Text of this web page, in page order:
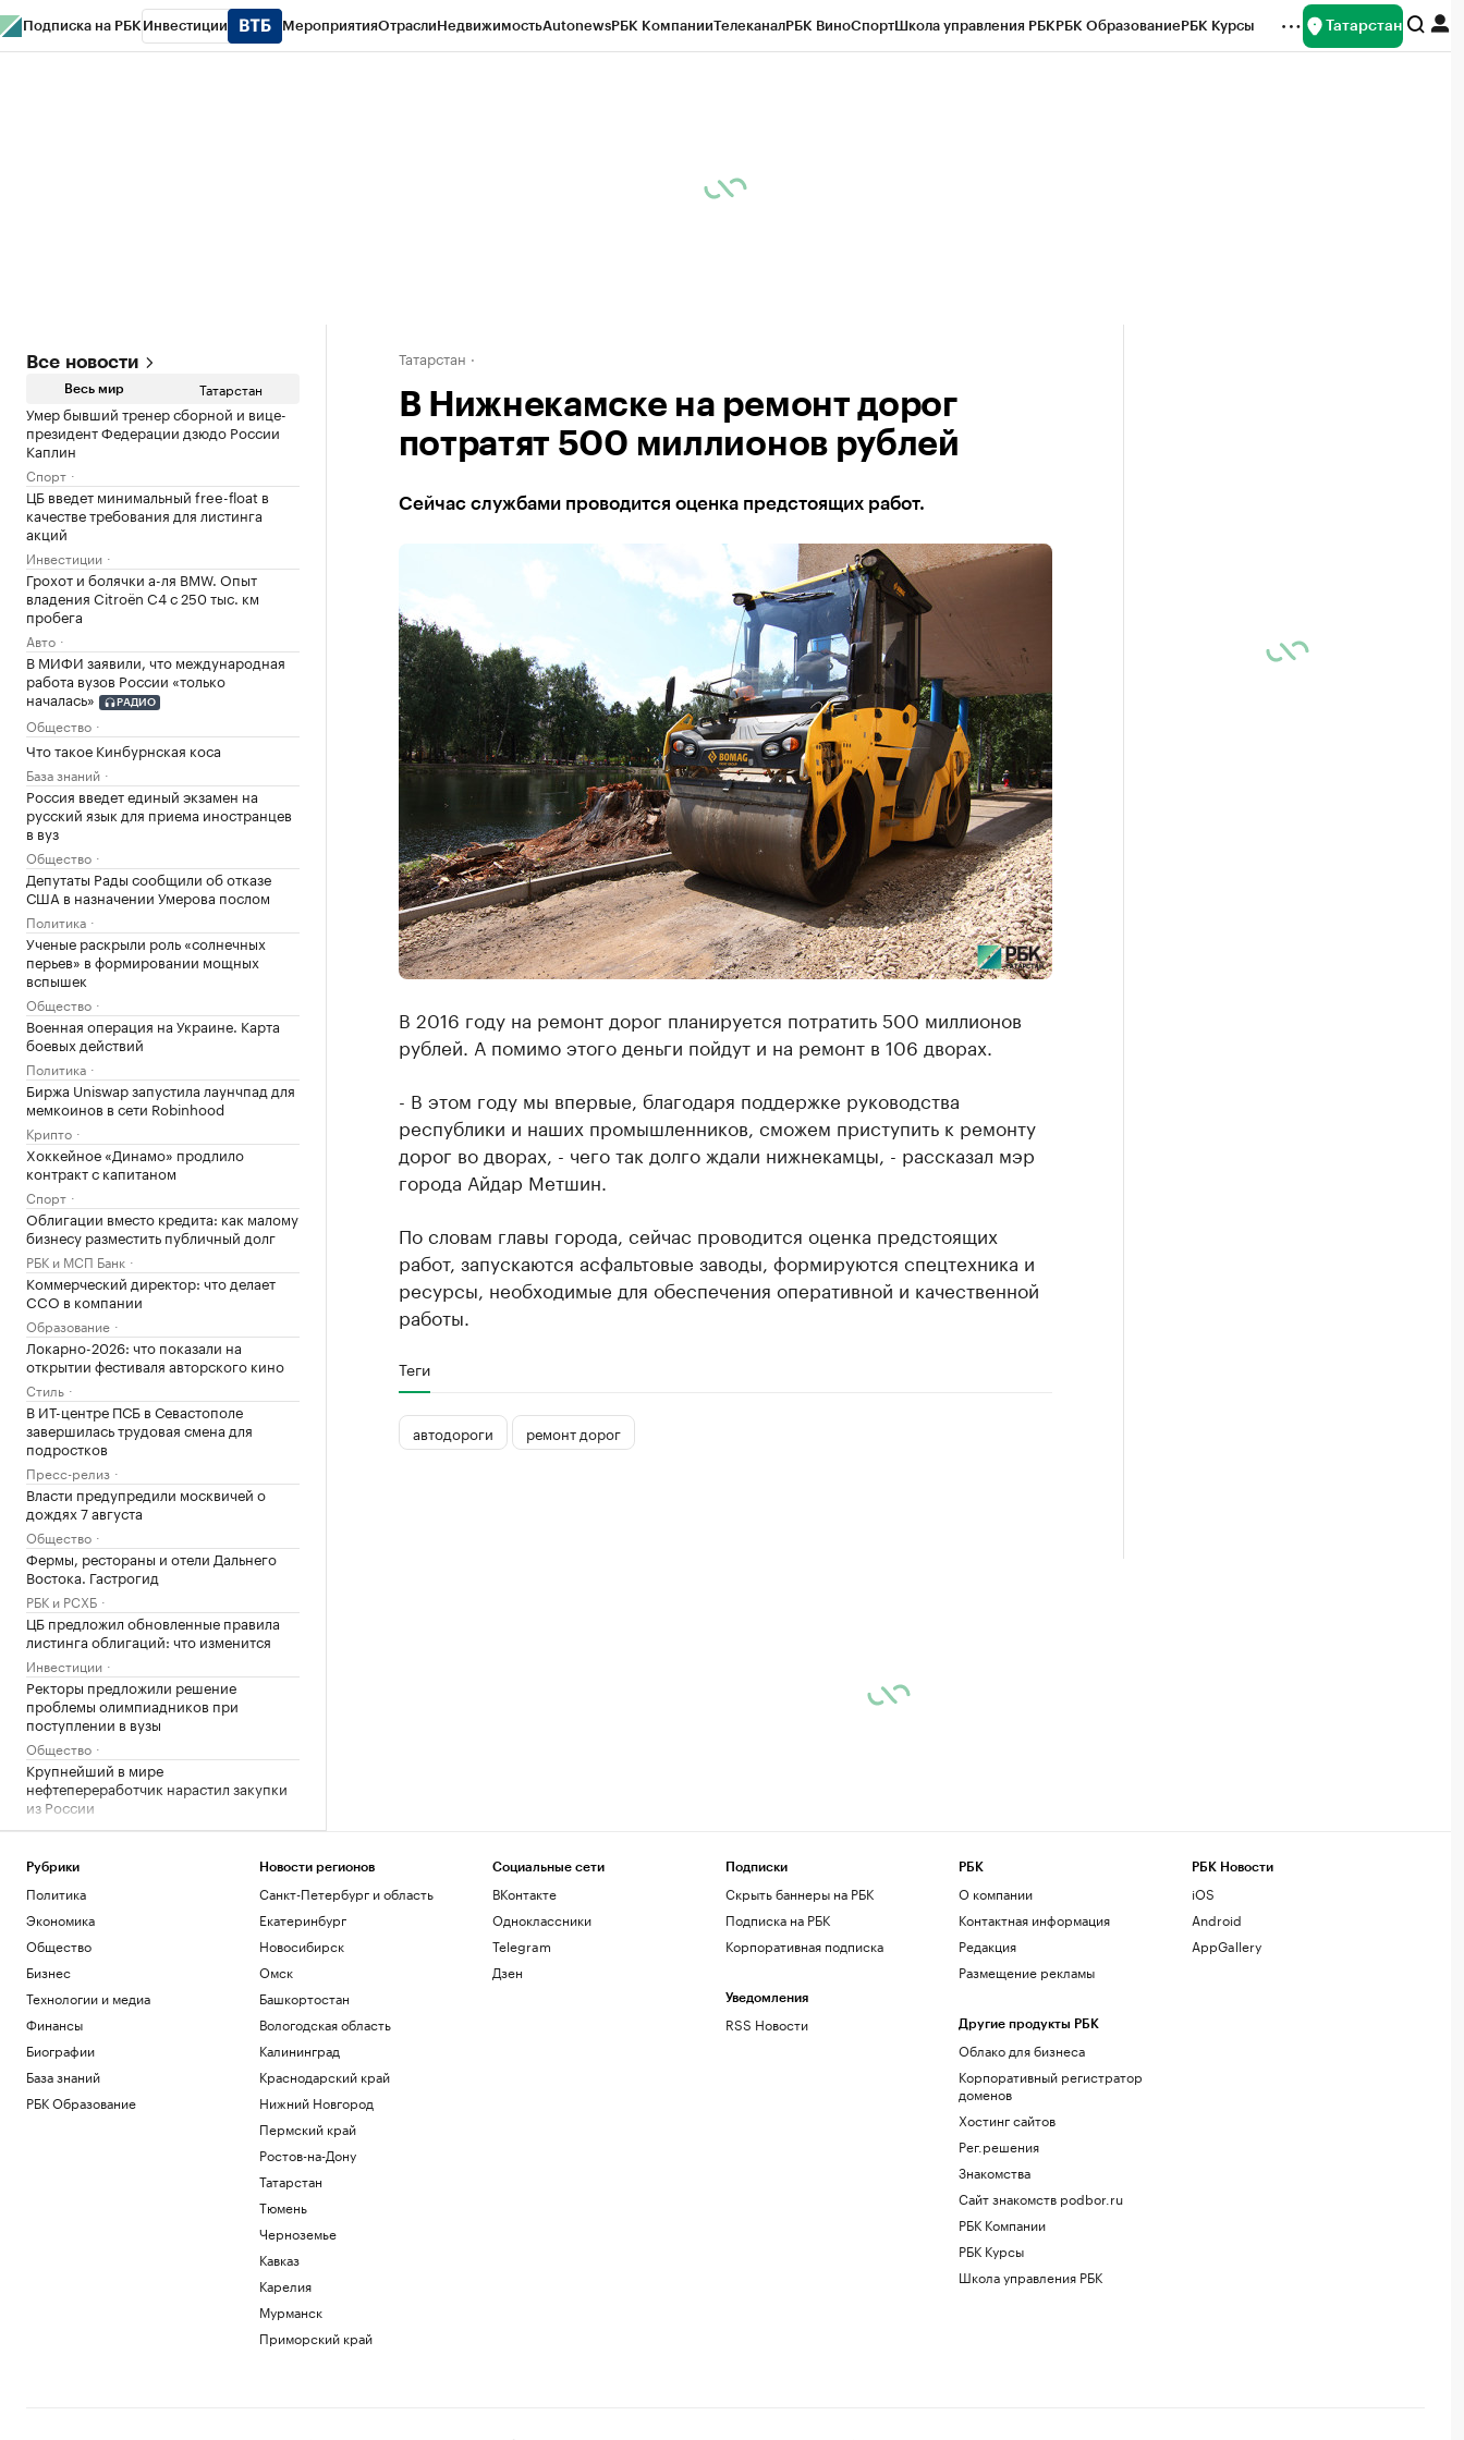
Подписка на РБК Инвестиции МероприятияОтраслиНедвижимостьAutonewsРБК КомпанииТелеканалРБК ВиноСпортШкола управления РБКРБК ОбразованиеРБК Курсы Татарстан
Все новости
Весь мир Татарстан
Умер бывший тренер сборной и вице-
президент Федерации дзюдо России
Каплин
Спорт
ЦБ введет минимальный free-float в
качестве требования для листинга
акций
Инвестиции
Грохот и болячки а-ля BMW. Опыт
владения Citroёn C4 с 250 тыс. км
пробега
Авто
В МИФИ заявили, что международная
работа вузов России «только
началась»
РАДИО
Общество
Что такое Кинбурнская коса
База знаний
Россия введет единый экзамен на
русский язык для приема иностранцев
в вуз
Общество
Депутаты Рады сообщили об отказе
США в назначении Умерова послом
Политика
Ученые раскрыли роль «солнечных
перьев» в формировании мощных
вспышек
Общество
Военная операция на Украине. Карта
боевых действий
Политика
Биржа Uniswap запустила лаунчпад для
мемкоинов в сети Robinhood
Крипто
Хоккейное «Динамо» продлило
контракт с капитаном
Спорт
Облигации вместо кредита: как малому
бизнесу разместить публичный долг
РБК и МСП Банк
Коммерческий директор: что делает
CCO в компании
Образование
Локарно-2026: что показали на
открытии фестиваля авторского кино
Стиль
В ИТ-центре ПСБ в Севастополе
завершилась трудовая смена для
подростков
Пресс-релиз
Власти предупредили москвичей о
дождях 7 августа
Общество
Фермы, рестораны и отели Дальнего
Востока. Гастрогид
РБК и РСХБ
ЦБ предложил обновленные правила
листинга облигаций: что изменится
Инвестиции
Ректоры предложили решение
проблемы олимпиадников при
поступлении в вузы
Общество
Крупнейший в мире
нефтепереработчик нарастил закупки
из России
Экономика
Татарстан
В Нижнекамске на ремонт дорог
потратят 500 миллионов рублей
Сейчас службами проводится оценка предстоящих работ.
В 2016 году на ремонт дорог планируется потратить 500 миллионов
рублей. А помимо этого деньги пойдут и на ремонт в 106 дворах.
- В этом году мы впервые, благодаря поддержке руководства
республики и наших промышленников, сможем приступить к ремонту
дорог во дворах, - чего так долго ждали нижнекамцы, - рассказал мэр
города Айдар Метшин.
По словам главы города, сейчас проводится оценка предстоящих
работ, запускаются асфальтовые заводы, формируются спецтехника и
ресурсы, необходимые для обеспечения оперативной и качественной
работы.
Теги
автодороги ремонт дорог
Рубрики
Политика
Экономика
Общество
Бизнес
Технологии и медиа
Финансы
Биографии
База знаний
РБК Образование
Новости регионов
Санкт-Петербург и область
Екатеринбург
Новосибирск
Омск
Башкортостан
Вологодская область
Калининград
Краснодарский край
Нижний Новгород
Пермский край
Ростов-на-Дону
Татарстан
Тюмень
Черноземье
Кавказ
Карелия
Мурманск
Приморский край
Социальные сети
ВКонтакте
Одноклассники
Telegram
Дзен
Подписки
Скрыть баннеры на РБК
Подписка на РБК
Корпоративная подписка
Уведомления
RSS Новости
РБК
О компании
Контактная информация
Редакция
Размещение рекламы
Другие продукты РБК
Облако для бизнеса
Корпоративный регистратор
доменов
Хостинг сайтов
Рег.решения
Знакомства
Сайт знакомств podbor.ru
РБК Компании
РБК Курсы
Школа управления РБК
РБК Новости
iOS
Android
AppGallery